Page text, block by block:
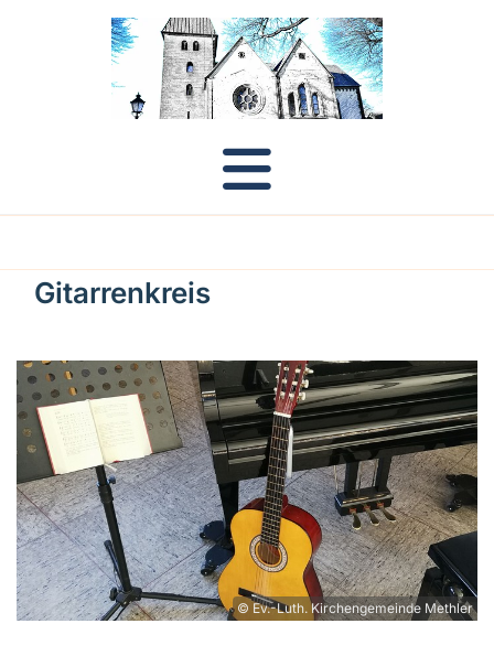
Gitarrenkreis
© Ev.-Luth. Kirchengemeinde Methler